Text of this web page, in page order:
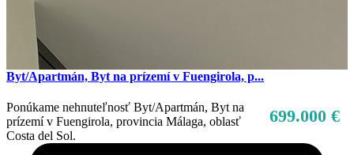
Byt/Apartmán, Byt na prízemí v Fuengirola, p...
699.000 €
Ponúkame nehnuteľnosť Byt/Apartmán, Byt na
prízemí v Fuengirola, provincia Málaga, oblasť
Costa del Sol.